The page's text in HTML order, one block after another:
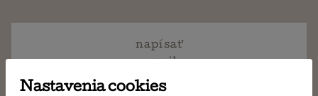
napísať
Nastavenia cookies